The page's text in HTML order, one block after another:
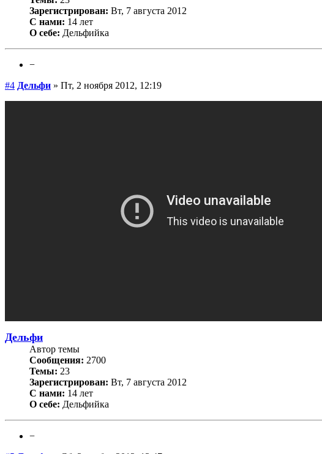
Зарегистрирован: Вт, 7 августа 2012
С нами: 14 лет
О себе: Дельфийка
−
#4 Дельфи » Пт, 2 ноября 2012, 12:19
Дельфи
Автор темы
Сообщения: 2700
Темы: 23
Зарегистрирован: Вт, 7 августа 2012
С нами: 14 лет
О себе: Дельфийка
−